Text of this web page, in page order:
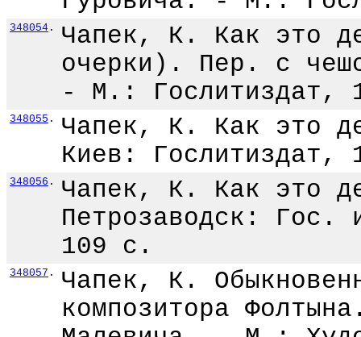
348054 .
Чапек, К. Как это
очерки). Пер. с
- М.: Гослитиздат,
348055 .
Чапек, К. Как это
Киев:
348056 .
Чапек, К. Как это
Петрозаводск: Гос.
109 с.
348057 .
Чапек, К.
композитора